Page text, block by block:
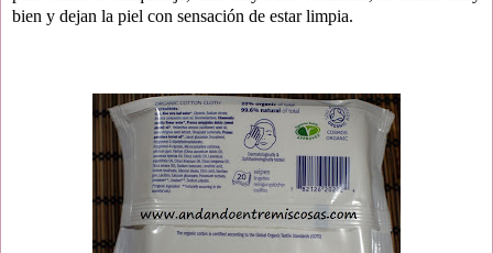
bien y dejan la piel con sensación de estar limpia.